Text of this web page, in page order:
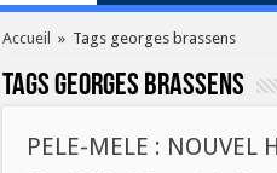
Accueil » Tags georges brassens
Tagsgeorges brassens
PELE-MELE : NOUVEL